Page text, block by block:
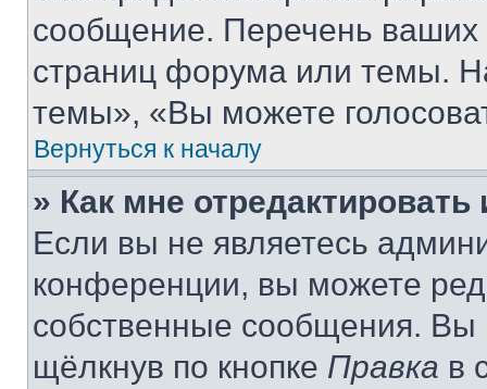
сообщение. Перечень ваших
страниц форума или темы.
темы», «Вы можете
Вернуться к началу
» Как мне
Если вы не являетесь
конференции, вы можете
собственные сообщения. Вы
щёлкнув по кнопке Правка в